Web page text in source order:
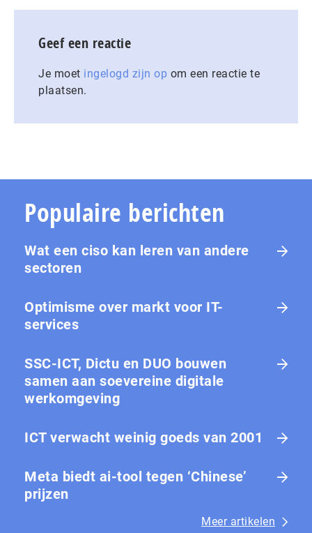
Geef een reactie
Je moet ingelogd zijn op om een reactie te
plaatsen.
Populaire berichten
Wat een ciso kan leren van andere
sectoren
Optimisme over markt voor IT-
services
SSC-ICT, Dictu en DUO bouwen
samen aan soevereine digitale
werkomgeving
ICT verwacht weinig goeds van 2001
Meta biedt ai-tool tegen ‘Chinese’
prijzen
Meer artikelen